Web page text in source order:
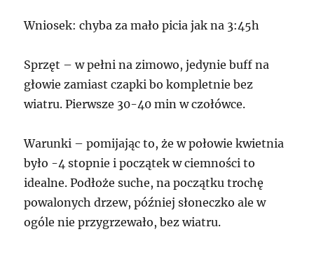
Wniosek: chyba za mało picia jak na 3:45h
Sprzęt – w pełni na zimowo, jedynie buff na
głowie zamiast czapki bo kompletnie bez
wiatru. Pierwsze 30-40 min w czołówce.
Warunki – pomijając to, że w połowie kwietnia
było -4 stopnie i początek w ciemności to
idealne. Podłoże suche, na początku trochę
powalonych drzew, później słoneczko ale w
ogóle nie przygrzewało, bez wiatru.